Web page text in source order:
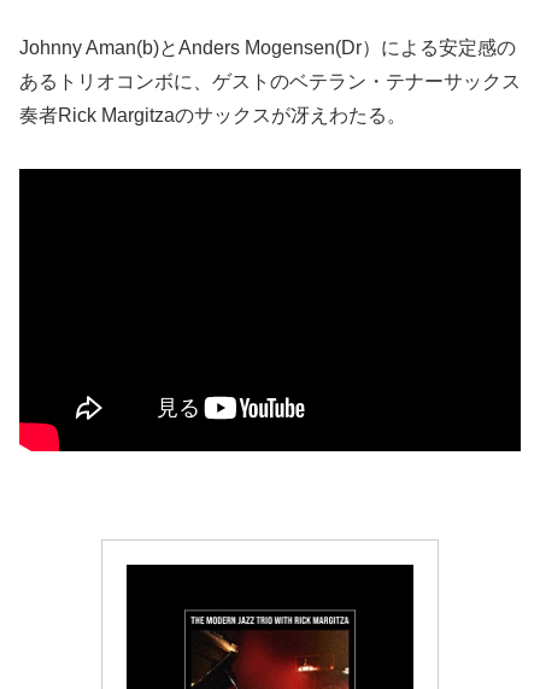
Johnny Aman(b)とAnders Mogensen(Dr）による安定感の
あるトリオコンボに、ゲストのベテラン・テナーサックス
奏者Rick Margitzaのサックスが冴えわたる。